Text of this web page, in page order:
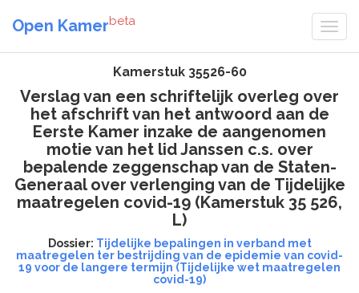
Open Kamerbeta
Kamerstuk 35526-60
Verslag van een schriftelijk overleg over
het afschrift van het antwoord aan de
Eerste Kamer inzake de aangenomen
motie van het lid Janssen c.s. over
bepalende zeggenschap van de Staten-
Generaal over verlenging van de Tijdelijke
maatregelen covid-19 (Kamerstuk 35 526,
L)
Dossier: Tijdelijke bepalingen in verband met
maatregelen ter bestrijding van de epidemie van covid-
19 voor de langere termijn (Tijdelijke wet maatregelen
covid-19)